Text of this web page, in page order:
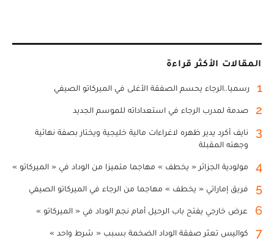
المقالات الأكثر قراءة
1 رسميا..الرجاء يحسم الصفقة الأغلى في الميركاتو الصيفي
2 صدمة لمدرب الرجاء في استعداداته للموسم الجديد
3
نايف أكرد يدير ظهره لاغراءات مالية خليجية ويختار بصفة نهائية
وجهته المقبلة
4 مولودية الجزائر « يخطف » مهاجما متميزا من الوداد في « الميركاتو »
5 فريق إماراتي « يخطف » مهاجما من الرجاء في الميركاتو الصيفي
6 عرض خارجي يفتح باب الرحيل أمام نجم الوداد في « الميركاتو »
7 كواليس تعثر صفقة الوداد الضخمة بسبب « شرط واحد »